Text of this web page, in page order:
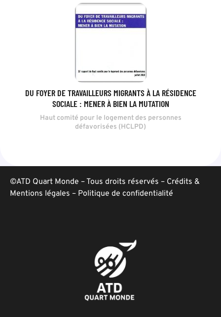
DU FOYER DE TRAVAILLEURS MIGRANTS À LA RÉSIDENCE
SOCIALE : MENER À BIEN LA MUTATION
Haut comité pour le logement des personnes
défavorisées (HCLPD)
©ATD Quart Monde – Tous droits réservés – Crédits &
Mentions légales – Politique de confidentialité